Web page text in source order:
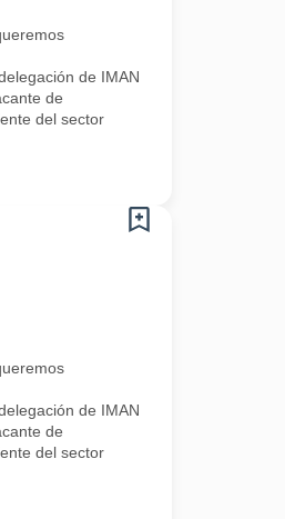
de IMAN
de
del sector
de IMAN
de
del sector